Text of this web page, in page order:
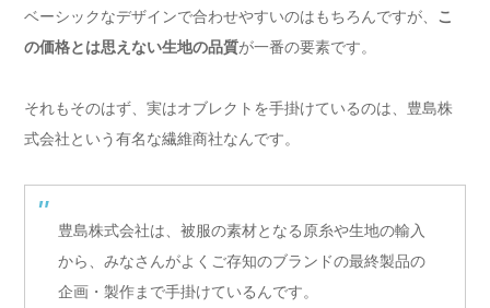
ベーシックなデザインで合わせやすいのはもちろんですが、 こ
の価格とは思えない生地の品質が一番の要素です。
それもそのはず、実はオブレクトを手掛けているのは、豊島株
式会社という有名な繊維商社なんです。
豊島株式会社は、被服の素材となる原糸や生地の輸入
から、みなさんがよくご存知のブランドの最終製品の
企画・製作まで手掛けているんです。